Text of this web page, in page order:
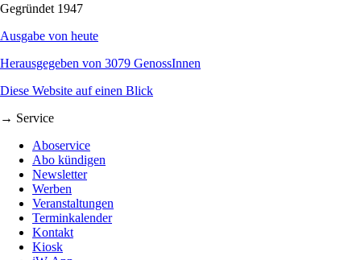
Gegründet 1947
Ausgabe von heute
Herausgegeben von 3079 GenossInnen
Diese Website auf einen Blick
→ Service
Aboservice
Abo kündigen
Newsletter
Werben
Veranstaltungen
Terminkalender
Kontakt
Kiosk